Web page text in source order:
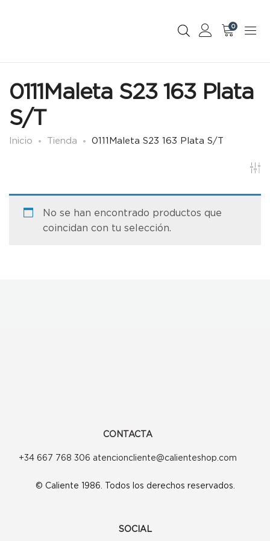
0
0111Maleta S23 163 Plata
S/T
Inicio Tienda 0111Maleta S23 163 Plata S/T
No se han encontrado productos que
coincidan con tu selección.
CONTACTA
+34 667 768 306 atencioncliente@calienteshop.com
© Caliente 1986. Todos los derechos reservados.
SOCIAL